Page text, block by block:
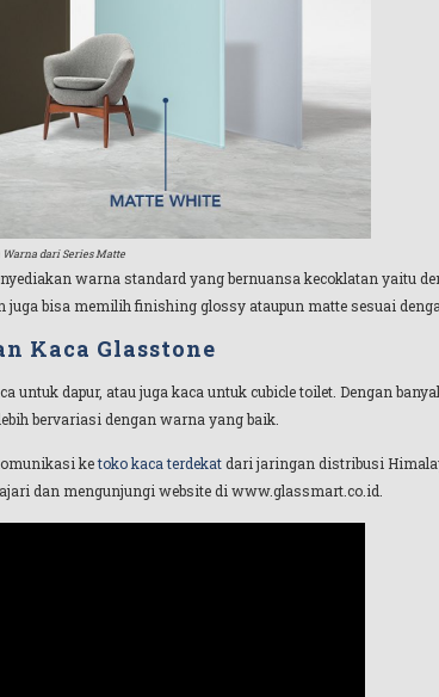
dari Series Matte
warna standard yang bernuansa kecoklatan yaitu
bisa memilih finishing glossy ataupun matte sesuai
Kaca Glasstone
dapur, atau juga kaca untuk cubicle toilet. Dengan
bervariasi dengan warna yang baik.
ketoko kaca terdekatdari jaringan distribusi
dan mengunjungi website di www.glassmart.co.id.